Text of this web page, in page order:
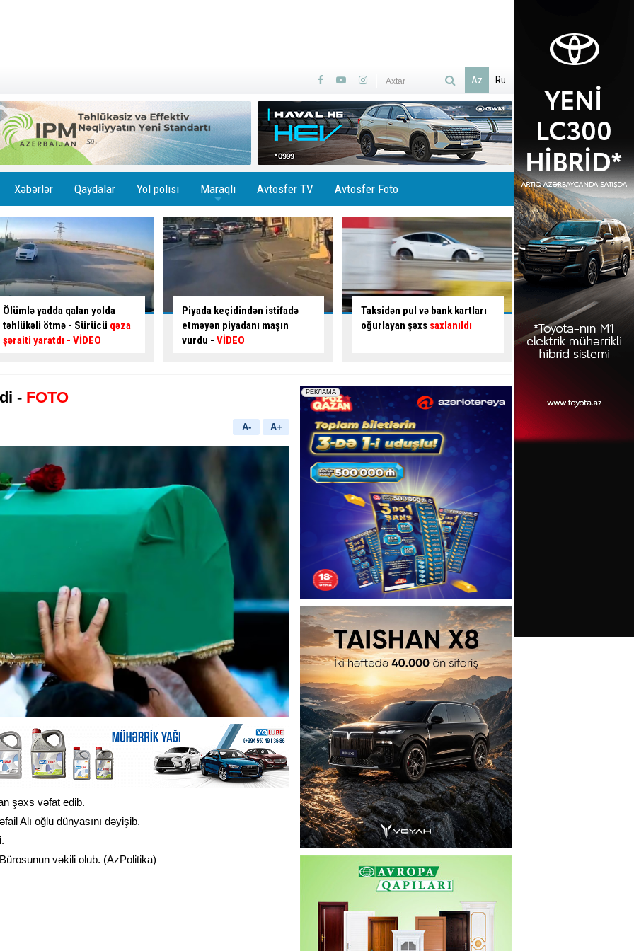
Az Ru
Xəbərlər Qaydalar Yol polisi Maraqlı Avtosfer TV Avtosfer Foto
Piyada keçidindən istifadə
etməyən piyadanı maşın
vurdu -VİDEO
Taksidən pul və bank kartları
oğurlayan şəxssaxlanıldı
Sumqayıtda avtomobil təmiri
sexi yandı - VİDEO
Maşın işıq dirəyinə
Sürücü ÖLDÜ
- FOTO
A- A+
şəxs vəfat edib.
Alı oğlu dünyasını dəyişib.
vəkili olub. (AzPolitika)